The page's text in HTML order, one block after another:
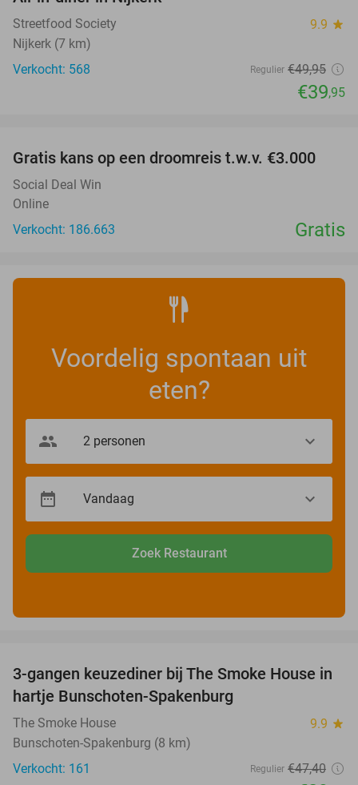
Streetfood Society 9.9 star
Nijkerk (7 km)
Verkocht: 568
Regulier €49,95
€39,95
Gratis kans op een droomreis t.w.v. €3.000
Social Deal Win
Online
Verkocht: 186.663
Gratis
Voordelig spontaan uit
eten?
Zoek Restaurant
37%
3-gangen keuzediner bij The Smoke House in
hartje Bunschoten-Spakenburg
The Smoke House 9.9 star
Bunschoten-Spakenburg (8 km)
Verkocht: 161
Regulier €47,40